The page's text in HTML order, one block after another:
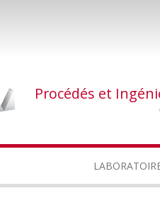
Procédés et